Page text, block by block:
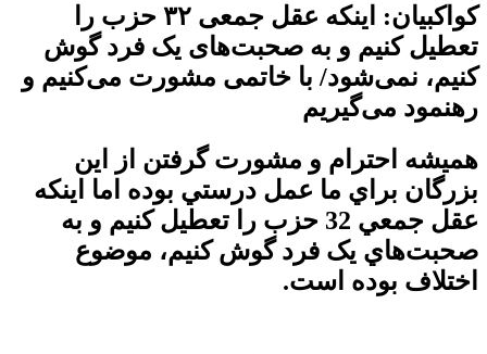
کواکبیان: اينکه عقل جمعی ۳۲ حزب را
تعطيل کنيم و به صحبت‌های يک فرد گوش
کنيم، نمی‌شود/ با خاتمی مشورت می‌کنیم و
رهنمود می‌گیریم
هميشه احترام و مشورت گرفتن از اين
بزرگان براي ما عمل درستي بوده اما اينکه
عقل جمعي 32 حزب را تعطيل کنيم و به
صحبت‌هاي يک فرد گوش کنيم، موضوع
اختلاف بوده است.